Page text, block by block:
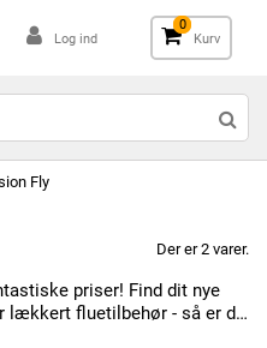
Log ind
0
Kurv
Fly
Der er 2 varer.
priser! Find dit nye
lækkert fluetilbehør - så er du